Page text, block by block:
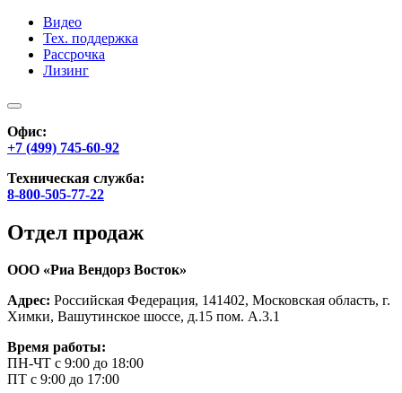
Видео
Тех. поддержка
Рассрочка
Лизинг
Офис:
+7 (499) 745-60-92
Техническая служба:
8-800-505-77-22
Отдел продаж
ООО «Риа Вендорз Восток»
Адрес: Российская Федерация, 141402, Московская область, г.
Химки, Вашутинское шоссе, д.15 пом. А.3.1
Время работы:
ПН-ЧТ с 9:00 до 18:00
ПТ с 9:00 до 17:00